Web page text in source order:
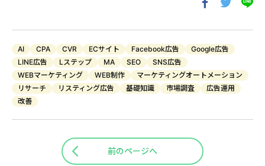
AI CPA CVR ECサイト Facebook広告
Google広告
LINE広告
Lステップ MA SEO
SNS広告
WEBマーケティング
WEB制作
マーケティングオートメーション
リサーチ
リスティング広告 基礎知識 市場調査
広告運用
改善
前のページへ